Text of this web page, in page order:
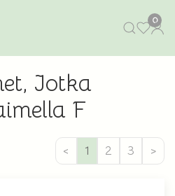
0
Jotka
F
< 1 2 3 >